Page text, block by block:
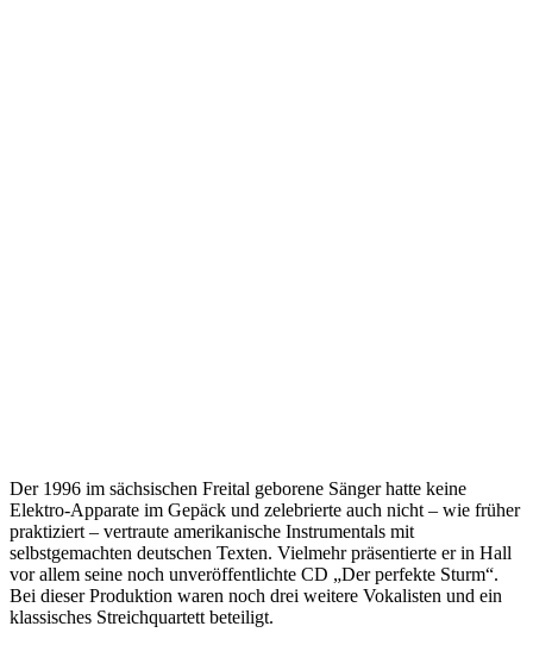
Der 1996 im sächsischen Freital geborene Sänger hatte keine
Elektro-Apparate im Gepäck und zelebrierte auch nicht – wie früher
praktiziert – vertraute amerikanische Instrumentals mit
selbstgemachten deutschen Texten. Vielmehr präsentierte er in Hall
vor allem seine noch unveröffentlichte CD „Der perfekte Sturm“.
Bei dieser Produktion waren noch drei weitere Vokalisten und ein
klassisches Streichquartett beteiligt.